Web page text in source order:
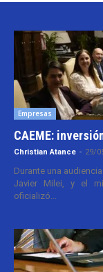
Empresas
CAEME:
Christian Atance - 29/
Durante una
Javier Milei, y el
oficializó...